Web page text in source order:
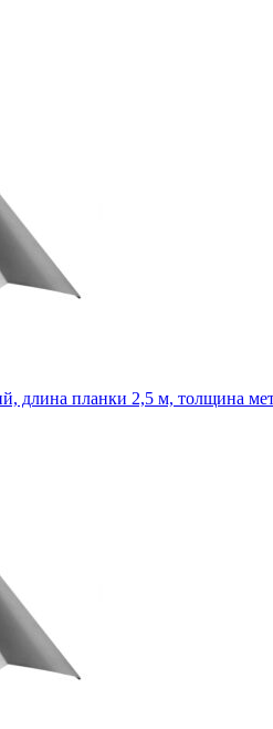
длина планки 2,5 м, толщина